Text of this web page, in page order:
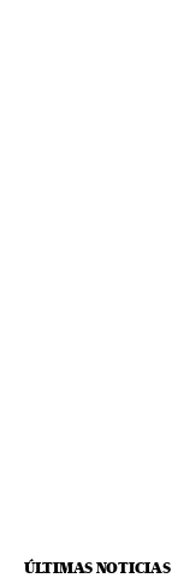
ÚLTIMAS NOTICIAS